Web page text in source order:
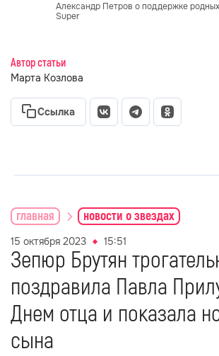
Александр Петров о поддержке
Super
Автор статьи
Марта Козлова
Ссылка
главная новости о звездах
15 октября 2023 15:51
Зепюр Брутян
поздравила Павла
Днем отца и показала
сына